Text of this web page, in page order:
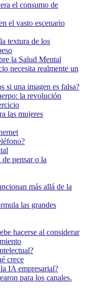
el consumo de
el vasto escenario
textura de los
la Salud Mental
necesita realmente un
si una imagen es falsa?
la revolución
las mujeres
pensar o la
más allá de la
las grandes
hacerse al considerar
crece
IA empresarial?
para los canales.